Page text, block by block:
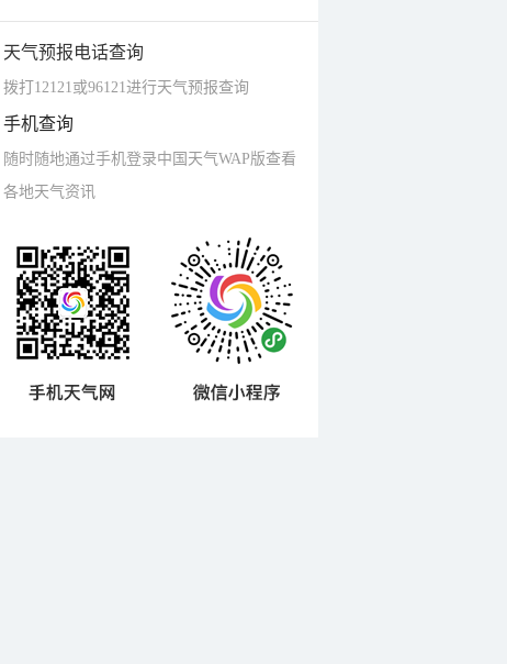
天气预报电话查询
拨打12121或96121进行天气预报查询
手机查询
随时随地通过手机登录中国天气WAP版查看
各地天气资讯